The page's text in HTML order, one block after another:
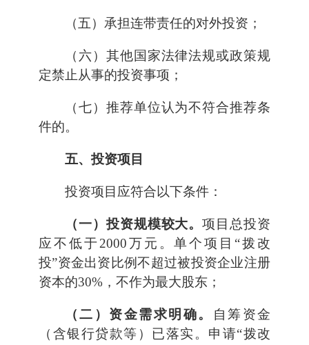
（五）承担连带责任的对外投资；
（六）其他国家法律法规或政策规
定禁止从事的投资事项；
（七）推荐单位认为不符合推荐条
件的。
五、投资项目
投资项目应符合以下条件：
（一）投资规模较大。项目总投资
应不低于2000万元。单个项目“拨改
投”资金出资比例不超过被投资企业注册
资本的30%，不作为最大股东；
（二）资金需求明确。
自筹资金
（含银行贷款等）已落实。申请“拨改